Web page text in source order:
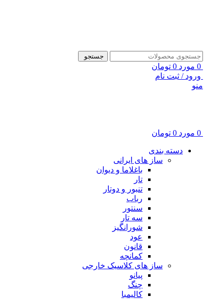
جستجو
0 مورد 0 تومان
ورود / ثبت نام
منو
0 مورد 0 تومان
دسته بندی
ساز های ایرانی
باغلاما و دیوان
تار
تنبور و دوتار
رباب
سنتور
سه تار
شورانگیز
عود
قانون
کمانچه
ساز های کلاسیک خارجی
پیانو
چنگ
کالیمبا